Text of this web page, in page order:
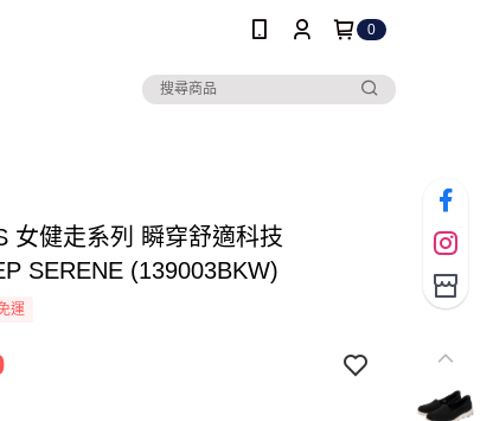
0
女健走系列 瞬穿舒適科技
SERENE (139003BKW)
運